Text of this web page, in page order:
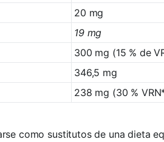
20 mg
19 mg
300 mg (15 % de
346,5 mg
238 mg (30 %
como sustitutos de una dieta